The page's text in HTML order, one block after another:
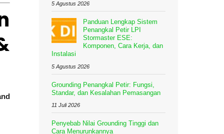
5 Agustus 2026
Panduan Lengkap Sistem
Penangkal Petir LPI
Stormaster ESE:
Komponen, Cara Kerja, dan
Instalasi
5 Agustus 2026
Grounding Penangkal Petir: Fungsi,
Standar, dan Kesalahan Pemasangan
11 Juli 2026
Penyebab Nilai Grounding Tinggi dan
Cara Menurunkannya